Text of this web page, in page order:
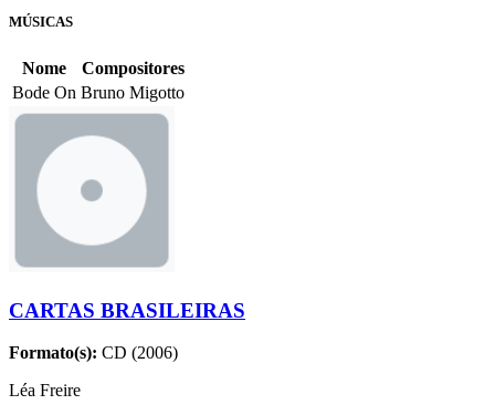
MÚSICAS
Nome
Compositores
Bode On Bruno Migotto
CARTAS BRASILEIRAS
Formato(s): CD (2006)
Léa Freire